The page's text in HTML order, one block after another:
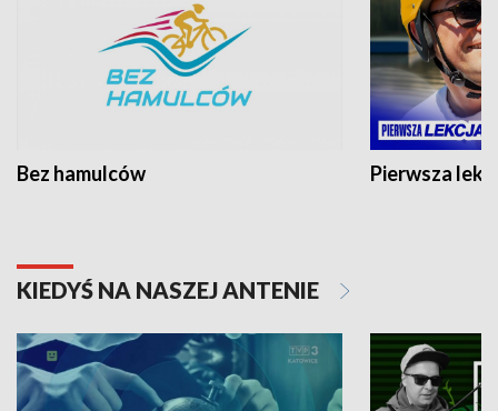
Bez hamulców Pierwsza
KIEDYŚ NA NASZEJ ANTENIE